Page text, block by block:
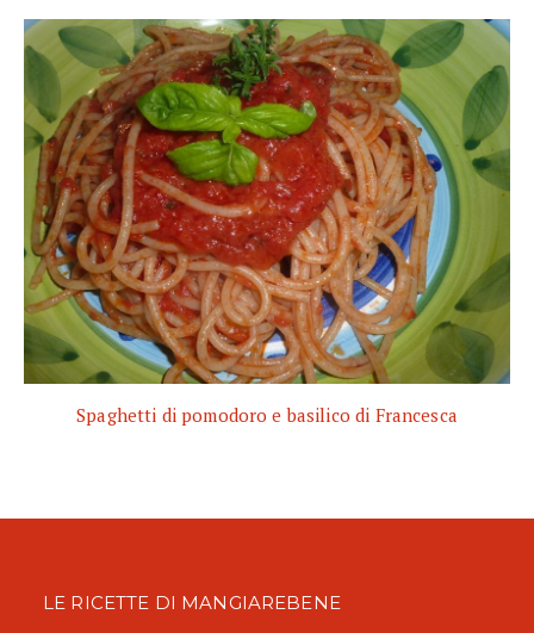
Spaghetti di pomodoro e basilico di Francesca
LE RICETTE DI MANGIAREBENE